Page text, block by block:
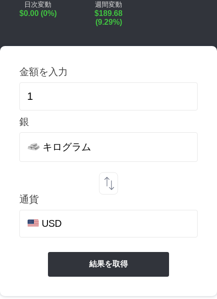
日次変動
$0.00 (0%)
週間変動
$189.68
(9.29%)
金額を入力
銀
キログラム
通貨
USD
結果を取得